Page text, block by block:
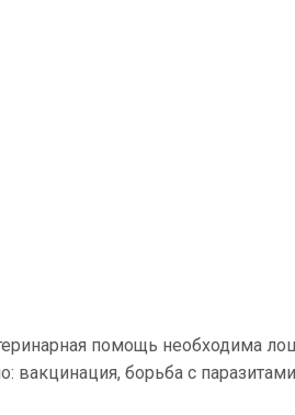
помощь необходима
вакцинация, борьба с